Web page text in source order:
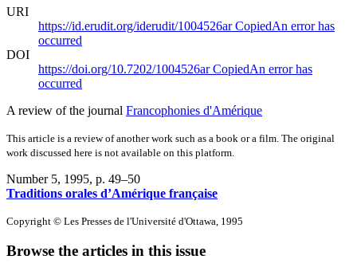
URI
https://id.erudit.org/iderudit/1004526arCopiedAn error has
occurred
DOI
https://doi.org/10.7202/1004526arCopiedAn error has
occurred
A review of the journal Francophonies d'Amérique
This article is a review of another work such as a book or a film. The original
work discussed here is not available on this platform.
Number 5, 1995, p. 49–50
Traditions orales d’Amérique française
Copyright © Les Presses de l'Université d'Ottawa, 1995
Browse the articles in this issue